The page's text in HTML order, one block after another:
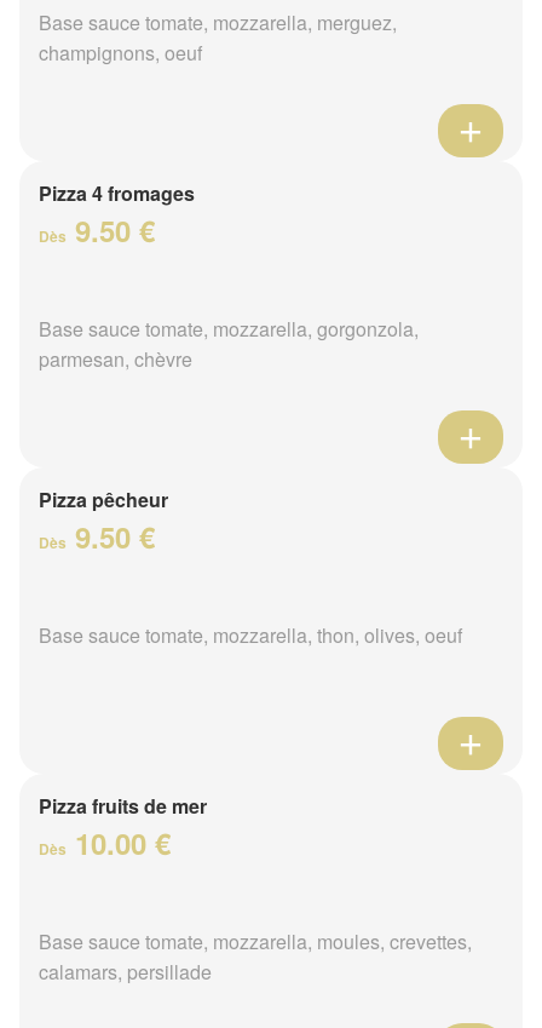
Base sauce tomate, mozzarella, merguez,
champignons, oeuf
Pizza 4 fromages
Dès 9.50 €
Base sauce tomate, mozzarella, gorgonzola,
parmesan, chèvre
Pizza pêcheur
Dès 9.50 €
Base sauce tomate, mozzarella, thon, olives, oeuf
Pizza fruits de mer
Dès 10.00 €
Base sauce tomate, mozzarella, moules, crevettes,
calamars, persillade